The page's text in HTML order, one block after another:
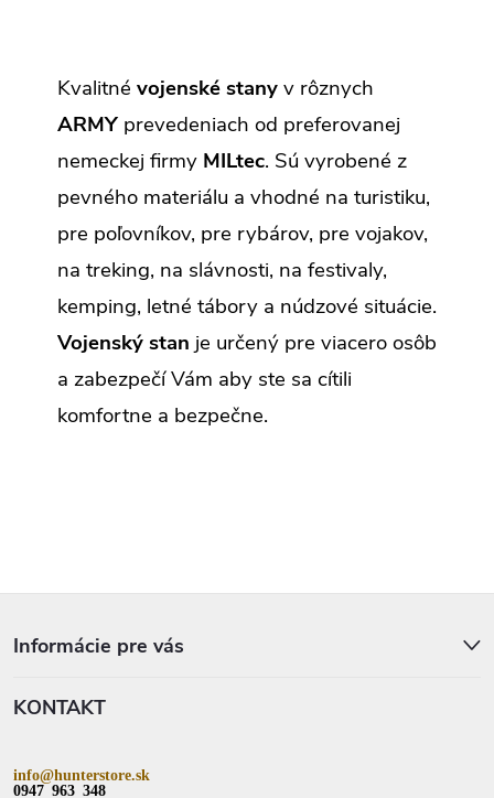
á
a
i
p
v
y
v
ý
p
s
u
Kvalitné vojenské stanyv rôznych
ARMY prevedeniach od preferovanej
nemeckej firmy MILtec. Sú vyrobené z
pevného materiálu a vhodné na turistiku,
pre poľovníkov, pre rybárov, pre vojakov,
na treking, na slávnosti, na festivaly,
kemping, letné tábory a núdzové situácie.
Vojenský stan je určený pre viacero osôb
a zabezpečí Vám aby ste sa cítili
komfortne a bezpečne.
Informácie pre vás
KONTAKT
info@hunterstore.sk
0947 963 348